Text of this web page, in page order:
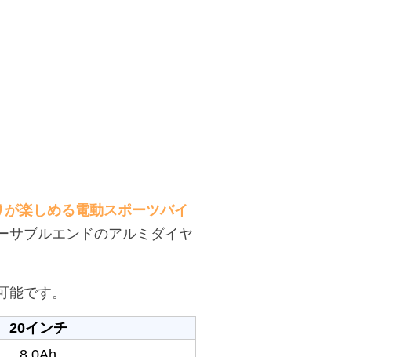
楽しめる電動スポーツバイ
サブルエンドのアルミダイヤ
です。
20インチ